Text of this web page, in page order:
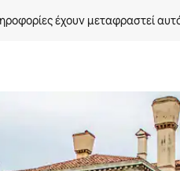
έχουν μεταφραστεί